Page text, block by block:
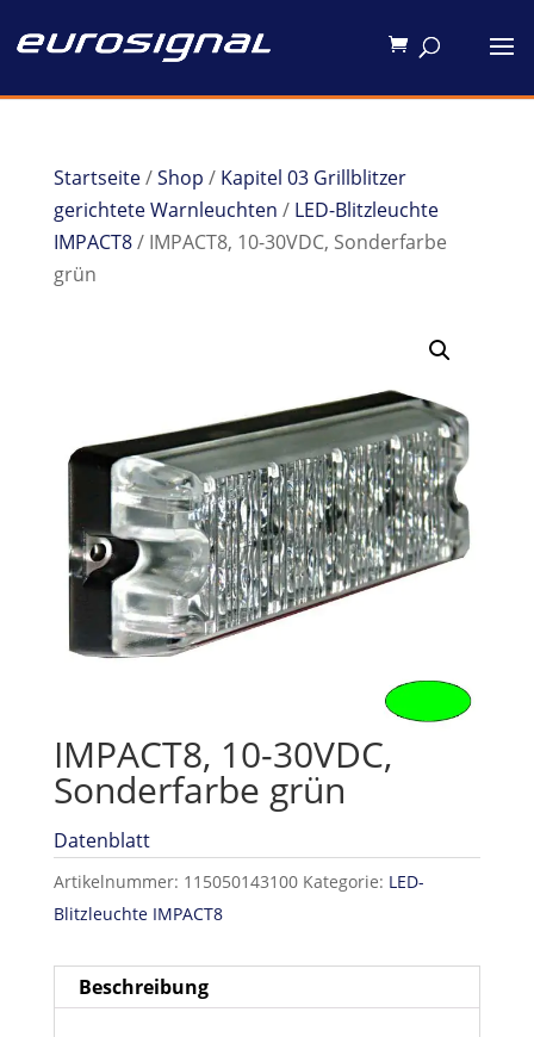
Startseite/Shop / Kapitel 03 Grillblitzer
gerichtete Warnleuchten / LED-Blitzleuchte
IMPACT8/ IMPACT8, 10-30VDC, Sonderfarbe
grün
IMPACT8, 10-30VDC,
Sonderfarbe grün
Datenblatt
Artikelnummer: 115050143100 Kategorie: LED-
Blitzleuchte IMPACT8
Beschreibung